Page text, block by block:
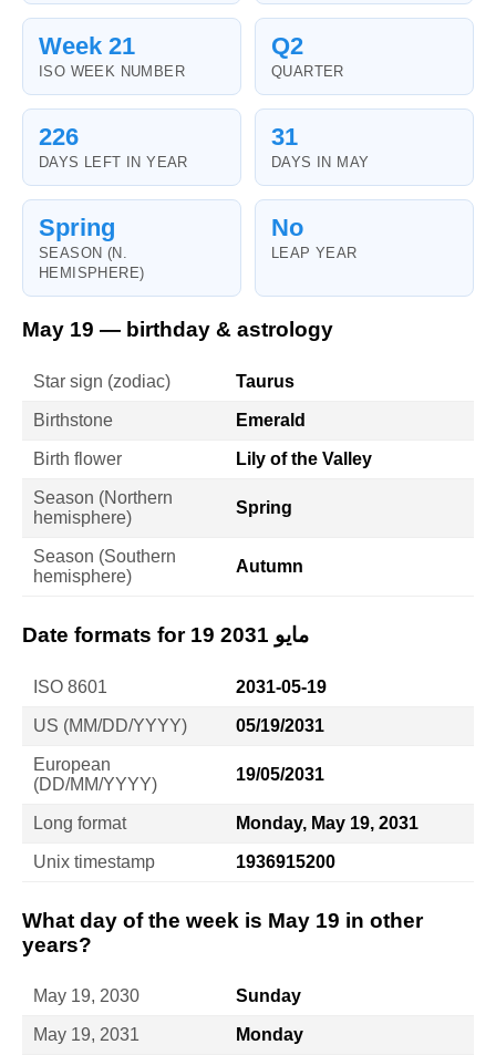
Week 21
ISO WEEK NUMBER
Q2
QUARTER
226
DAYS LEFT IN YEAR
31
DAYS IN MAY
Spring
SEASON (N.
HEMISPHERE)
No
LEAP YEAR
May 19 — birthday & astrology
Star sign (zodiac) Taurus
Birthstone Emerald
Birth flower Lily of the Valley
Season (Northern
hemisphere)
Spring
Season (Southern
hemisphere)
Autumn
Date formats for 19 مايو 2031
ISO 8601 2031-05-19
US (MM/DD/YYYY) 05/19/2031
European
(DD/MM/YYYY)
19/05/2031
Long format Monday, May 19, 2031
Unix timestamp 1936915200
What day of the week is May 19 in other
years?
May 19, 2030 Sunday
May 19, 2031 Monday